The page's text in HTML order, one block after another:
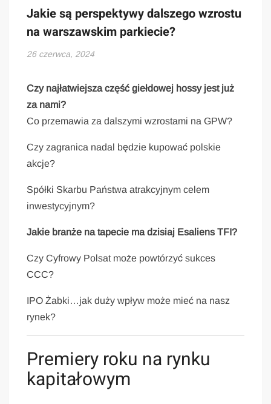
Jakie są perspektywy dalszego wzrostu
na warszawskim parkiecie?
26 czerwca, 2024
Czy najłatwiejsza część giełdowej hossy jest już
za nami?
Co przemawia za dalszymi wzrostami na GPW?
Czy zagranica nadal będzie kupować polskie
akcje?
Spółki Skarbu Państwa atrakcyjnym celem
inwestycyjnym?
Jakie branże na tapecie ma dzisiaj Esaliens TFI?
Czy Cyfrowy Polsat może powtórzyć sukces
CCC?
IPO Żabki…jak duży wpływ może mieć na nasz
rynek?
Premiery roku na rynku
kapitałowym